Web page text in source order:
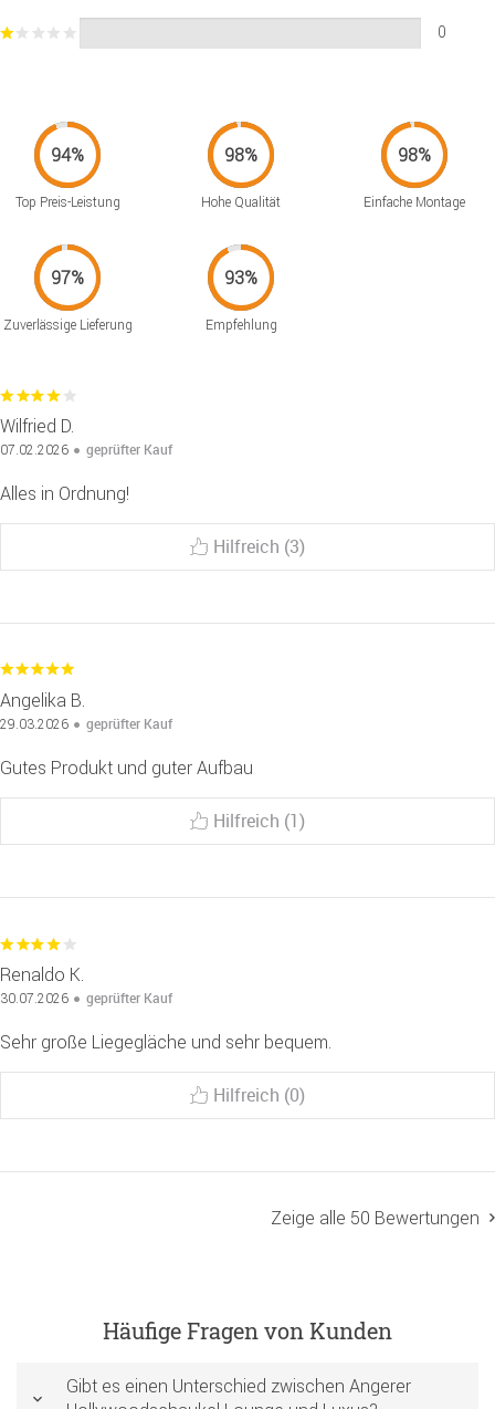
0
Top Preis-Leistung Hohe Qualität Einfache Montage
Zuverlässige Lieferung Empfehlung
Wilfried D.
07.02.2026 geprüfter Kauf
Alles in Ordnung!
Hilfreich (3)
Angelika B.
29.03.2026 geprüfter Kauf
Gutes Produkt und guter Aufbau
Hilfreich (1)
Renaldo K.
30.07.2026 geprüfter Kauf
Sehr große Liegegläche und sehr bequem.
Hilfreich (0)
Zeige alle 50 Bewertungen
Häufige Fragen von Kunden
Gibt es einen Unterschied zwischen Angerer